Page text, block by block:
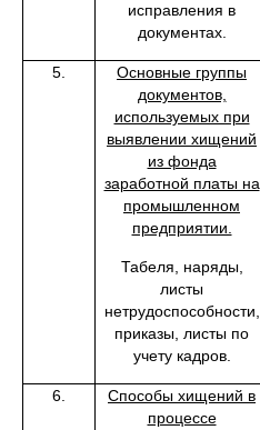
исправления в
документах.
5.
Основные группы
документов,
используемых при
выявлении хищений
из фонда
заработной платы на
промышленном
предприятии.
Табеля, наряды,
листы
нетрудоспособности,
приказы, листы по
учету кадров.
6.
Способы хищений в
процессе